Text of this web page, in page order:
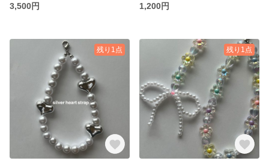
3,500円
1,200円
残り1点 残り1点